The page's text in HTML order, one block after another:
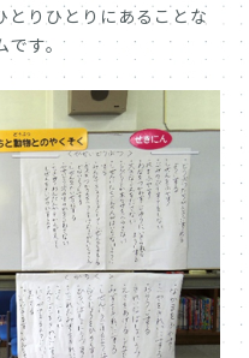
とりひとりにあることな
す。